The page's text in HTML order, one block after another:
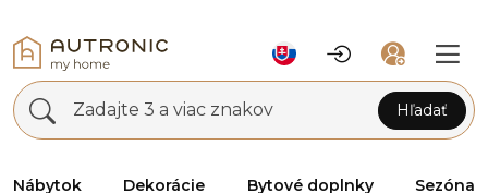
Zadajte 3 a viac znakov Hľadať
Nábytok Dekorácie Bytové doplnky Sezóna